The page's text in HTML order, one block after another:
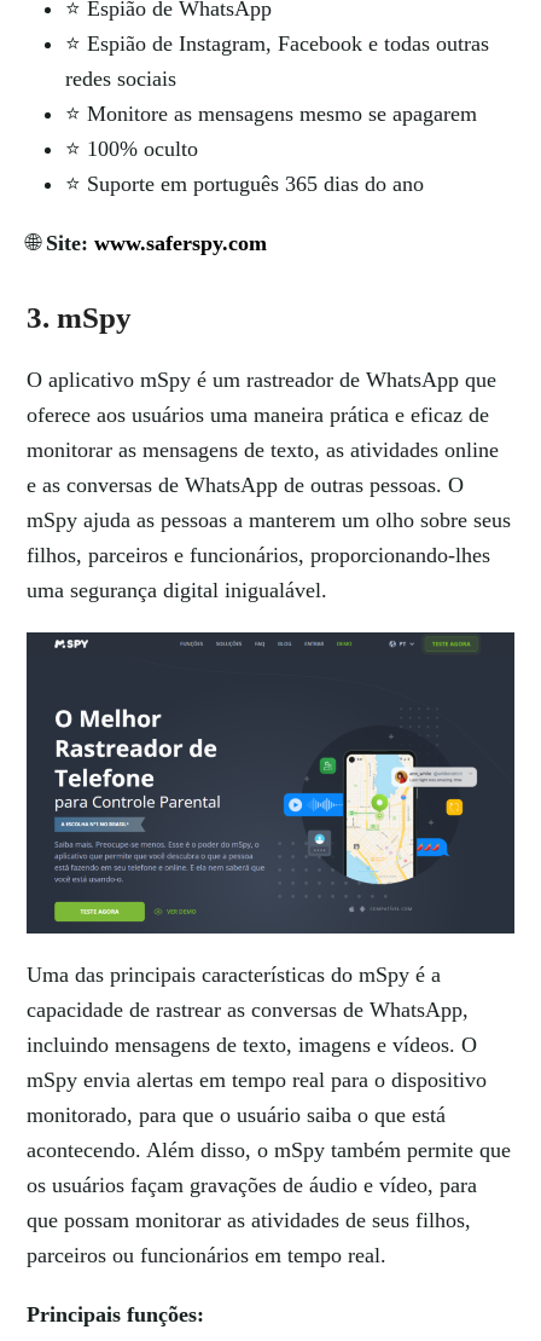
⭐ Espião de WhatsApp
⭐ Espião de Instagram, Facebook e todas outras
redes sociais
⭐ Monitore as mensagens mesmo se apagarem
⭐ 100% oculto
⭐ Suporte em português 365 dias do ano
🌐 Site:www.saferspy.com
3. mSpy
O aplicativo mSpy é um rastreador de WhatsApp que
oferece aos usuários uma maneira prática e eficaz de
monitorar as mensagens de texto, as atividades online
e as conversas de WhatsApp de outras pessoas. O
mSpy ajuda as pessoas a manterem um olho sobre seus
filhos, parceiros e funcionários, proporcionando-lhes
uma segurança digital inigualável.
Uma das principais características do mSpy é a
capacidade de rastrear as conversas de WhatsApp,
incluindo mensagens de texto, imagens e vídeos. O
mSpy envia alertas em tempo real para o dispositivo
monitorado, para que o usuário saiba o que está
acontecendo. Além disso, o mSpy também permite que
os usuários façam gravações de áudio e vídeo, para
que possam monitorar as atividades de seus filhos,
parceiros ou funcionários em tempo real.
Principais funções: